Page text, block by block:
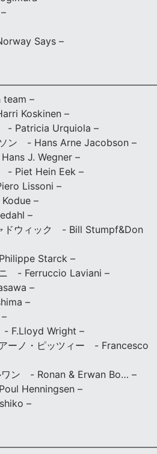
Says –
–
Koskinen –
- Patricia Urquiola –
ン - Hans Arne Jacobson –
J. Wegner –
- Piet Hein Eek –
Lissoni –
–
–
ドウィック - Bill Stumpf&Don
Starck –
ニ - Ferruccio Laviani –
–
–
F.Lloyd Wright –
ーノ・ピッツィー - Francesco
ワン - Ronan & Erwan Bo… –
Henningsen –
–